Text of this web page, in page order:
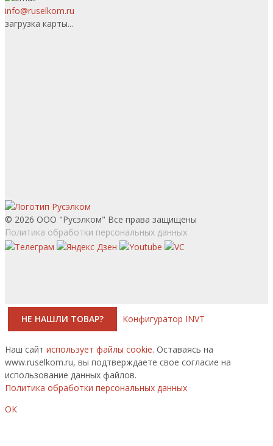
info@ruselkom.ru
загрузка карты...
© 2026 ООО "Русэлком" Все права защищены
Политика обработки персональных данных
НЕ НАШЛИ ТОВАР? Конфигуратор INVT
Наш сайт использует файлы cookie. Оставаясь на
www.ruselkom.ru, вы подтверждаете свое согласие на
использование данных файлов.
Политика обработки персональных данных
ОК